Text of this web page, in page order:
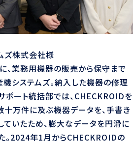
ズ株式会社様
、業務用機器の販売から保守まで
機システムズ。納入した機器の修理
ポート統括部では、CHECKROIDを
十万件に及ぶ機器データを、手書き
いたため、膨大なデータを円滑に
。2024年1月からCHECKROIDの